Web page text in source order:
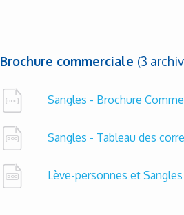
Brochure commerciale (3
Sangles - Brochure
Sangles - Tableau des
Lève-personnes et